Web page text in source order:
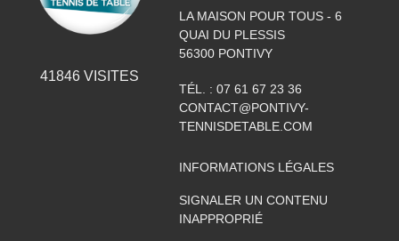
41846VISITES
LA MAISON POUR TOUS - 6
QUAI DU PLESSIS
56300 PONTIVY
TÉL. : 07 61 67 23 36
CONTACT@PONTIVY-
TENNISDETABLE.COM
INFORMATIONS LÉGALES
SIGNALER UN CONTENU
INAPPROPRIÉ